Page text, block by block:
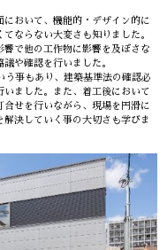
おいて、機能的・デザイン的に
ならない大変さも知りました。
で他の工作物に影響を及ぼさな
や確認を行いました。
事もあり、建築基準法の確認必
ました。また、着工後において
せを行いながら、現場を円滑に
決していく事の大切さも学びま